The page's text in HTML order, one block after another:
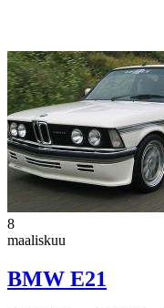
8
maaliskuu
BMW E21